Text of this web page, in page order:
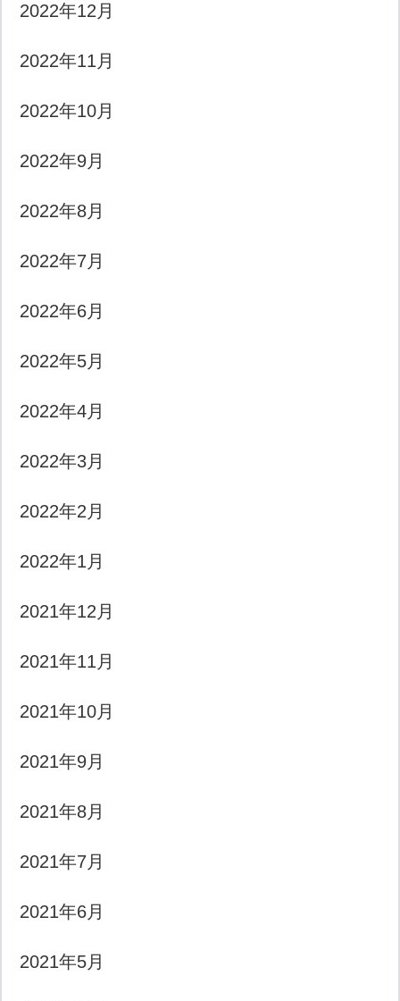
2022年12月
2022年11月
2022年10月
2022年9月
2022年8月
2022年7月
2022年6月
2022年5月
2022年4月
2022年3月
2022年2月
2022年1月
2021年12月
2021年11月
2021年10月
2021年9月
2021年8月
2021年7月
2021年6月
2021年5月